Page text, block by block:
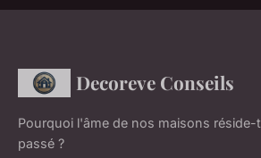
Decoreve Conseils
Pourquoi l'âme de nos maisons réside-
passé ?